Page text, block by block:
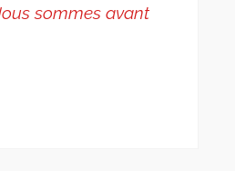
sommes avant